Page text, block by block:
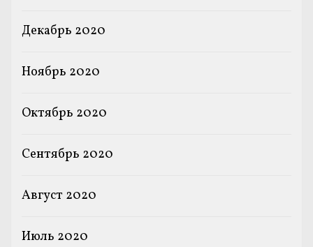
Декабрь 2020
Ноябрь 2020
Октябрь 2020
Сентябрь 2020
Август 2020
Июль 2020